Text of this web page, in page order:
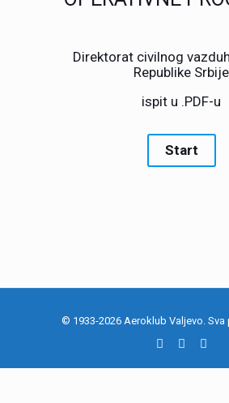
Direktorat civilnog
Republike Srbije
ispit u .PDF-u
© 1933-2026 Aeroklub Valjevo. Sva